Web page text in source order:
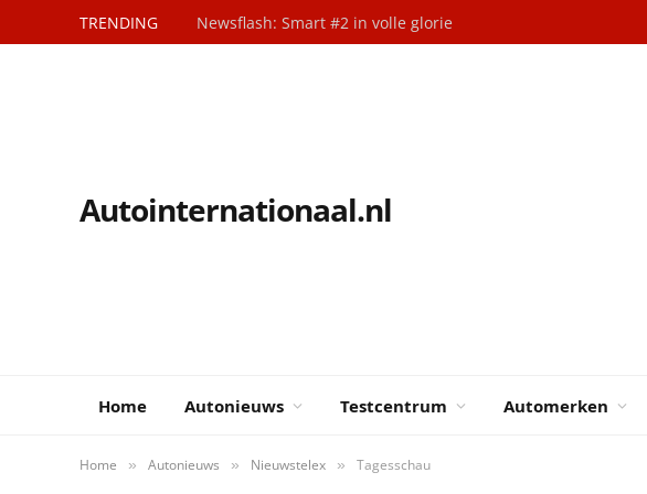
TRENDING Newsflash: Smart #2 in volle glorie
Autointernationaal.nl
Home Autonieuws Testcentrum Automerken
Home » Autonieuws » Nieuwstelex » Tagesschau